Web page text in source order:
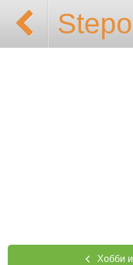
Stepo
Хобби и